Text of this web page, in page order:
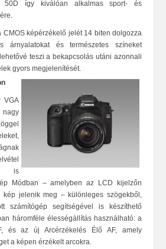
50D így kiválóan alkalmas sport- és
CMOS képérzékelő jelét 14 biten dolgozza
árnyalatokat és természetes színeket
teszi a bekapcsolás utáni azonnali
gyors megjelenítését.
VGA
is
Módban – amelyben az LCD kijelzőn
kép jelenik meg – különleges szögekből,
számítógép segítségével is készíthető
háromféle élességállítás használható: a
és az új Arcérzékelés Élő AF, amely
a képen érzékelt arcokra.